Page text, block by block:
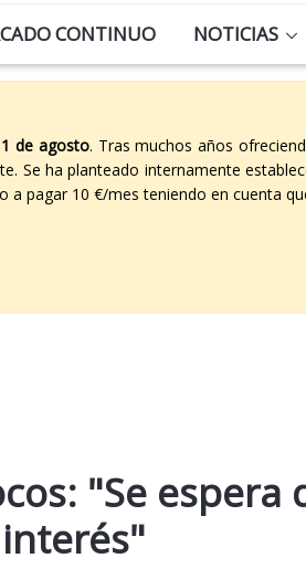
CONTINUO NOTICIAS
de agosto. Tras muchos años
Se ha planteado internamente
pagar 10 €/mes teniendo en cuenta
"Se espera